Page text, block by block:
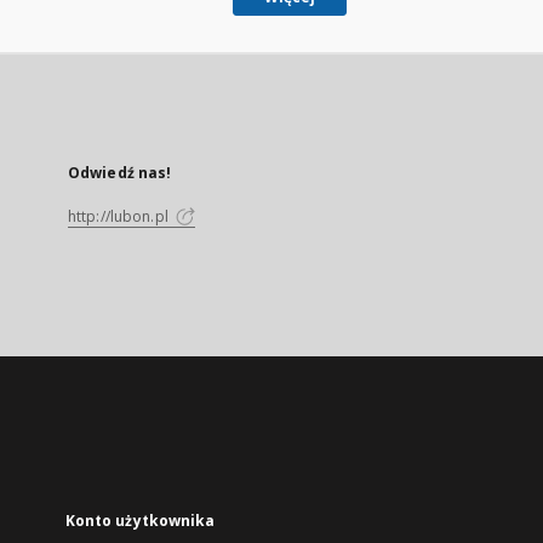
Odwiedź nas!
http://lubon.pl
Konto użytkownika